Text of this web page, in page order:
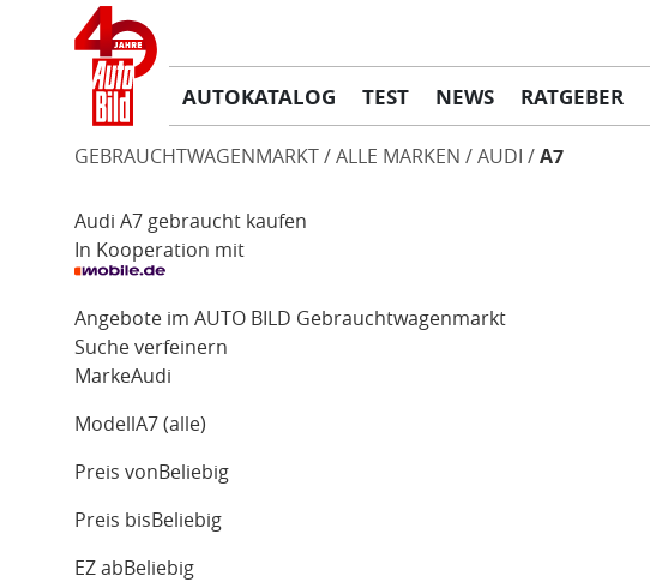
AUTOKATALOG TEST NEWS RATGEBER
GEBRAUCHTWAGENMARKT ALLE MARKEN AUDI A7
Audi A7 gebraucht kaufen
In Kooperation mit
Angebote im AUTO BILD Gebrauchtwagenmarkt
Suche verfeinern
MarkeAudi
Modell A7 (alle)
Preis von Beliebig
Preis bis Beliebig
EZ ab Beliebig